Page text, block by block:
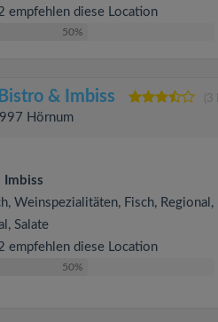
empfehlen diese Location
50%
& Imbiss
Hörnum
Imbiss
Weinspezialitäten, Fisch, Regional,
Salate
empfehlen diese Location
50%